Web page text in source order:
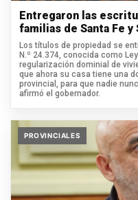
Entregaron las
familias de Santa Fe y
Los títulos de propiedad se
N.º 24.374, conocida como
regularización dominial de
que ahora su casa tiene una
provincial, para que nadie
afirmó el gobernador.
PROVINCIALES